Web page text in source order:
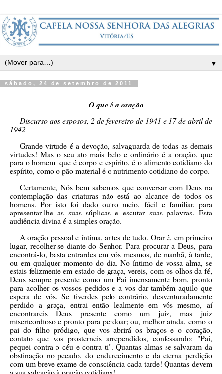
▼
sábado, 24 de setembro de 2011
O que é a oração
Discurso aos esposos, 2 de fevereiro de 1941 e 17 de abril de
1942
Grande virtude é a devoção, salvaguarda de todas as demais
virtudes! Mas o seu ato mais belo e ordinário é a oração, que
para o homem, que é corpo e espírito, é o alimento cotidiano do
espírito, como o pão material é o nutrimento cotidiano do corpo.
Certamente, Nós bem sabemos que conversar com Deus na
contemplação das criaturas não está ao alcance de todos os
homens. Por isto foi dado outro meio, fácil e familiar, para
apresentar-lhe as suas súplicas e escutar suas palavras. Esta
audiência divina é a simples oração.
A oração pessoal e íntima, antes de tudo. Orar é, em primeiro
lugar, recolher-se diante do Senhor. Para procurar a Deus, para
encontrá-lo, basta entrardes em vós mesmos, de manhã, à tarde,
ou em qualquer momento do dia. No íntimo de vossa alma, se
estais felizmente em estado de graça, vereis, com os olhos da fé,
Deus sempre presente como um Pai imensamente bom, pronto
para acolher os vossos pedidos e a vos dar também aquilo que
espera de vós. Se tiverdes pelo contrário, desventuradamente
perdido a graça, entrai então lealmente em vós mesmo, aí
encontrareis Deus presente como um juiz, mas juiz
misericordioso e pronto para perdoar; ou, melhor ainda, como o
pai do filho pródigo, que vos abrirá os braços e o coração,
contato que vos prosterneis arrependidos, confessando: "Pai,
pequei contra o céu e contra ti". Quantas almas se salvaram da
obstinação no pecado, do endurecimento e da eterna perdição
com um breve exame de consciência cada tarde! Quantas devem
a sua salvação à oração cotidiana!